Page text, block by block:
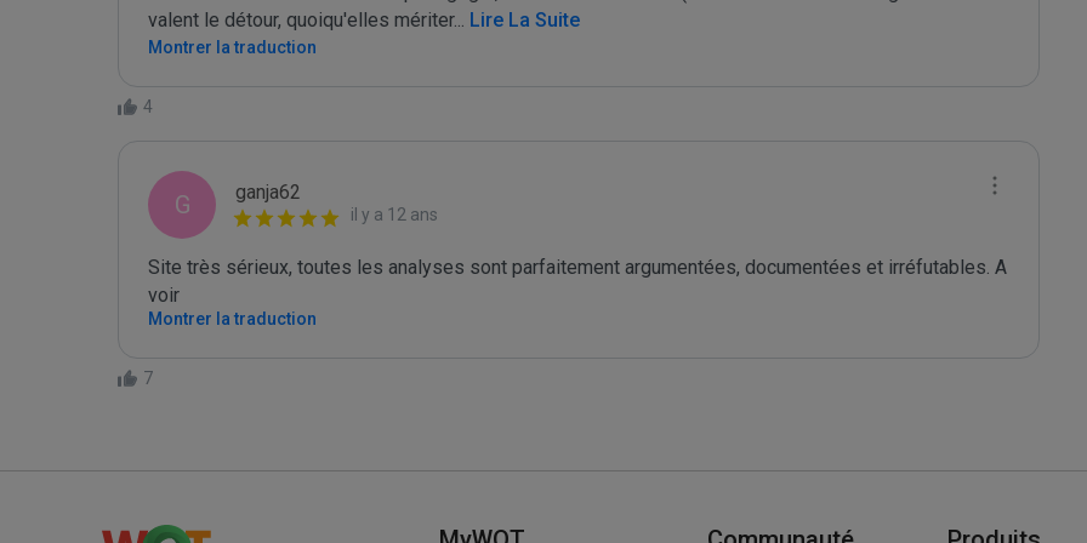
valent le détour, quoiqu'elles mériter... Lire La Suite
Montrer la traduction
4
G ganja62
il y a 12 ans
Site très sérieux, toutes les analyses sont parfaitement argumentées, documentées et irréfutables. A
voir
Montrer la traduction
7